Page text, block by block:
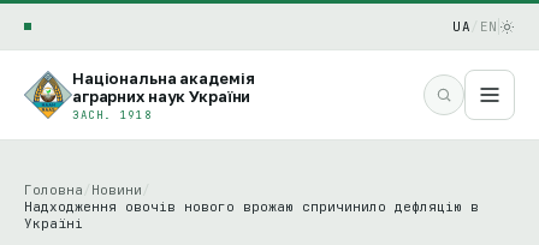
UA EN
Національна академія
аграрних наук України
ЗАСН. 1918
Головна Новини
Надходження овочів нового врожаю спричинило дефляцію в
Україні